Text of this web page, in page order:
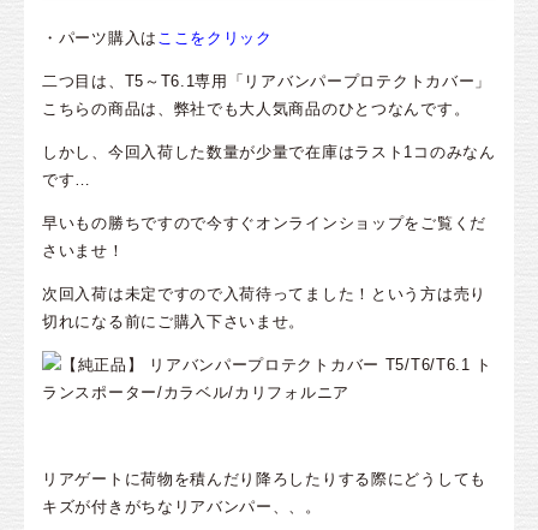
・パーツ購入は ここをクリック
二つ目は、T5～T6.1専用「リアバンパープロテクトカバー」
こちらの商品は、弊社でも大人気商品のひとつなんです。
しかし、今回入荷した数量が少量で在庫はラスト1コのみなん
です…
早いもの勝ちですので今すぐオンラインショップをご覧くだ
さいませ！
次回入荷は未定ですので入荷待ってました！という方は売り
切れになる前にご購入下さいませ。
リアゲートに荷物を積んだり降ろしたりする際にどうしても
キズが付きがちなリアバンパー、、。